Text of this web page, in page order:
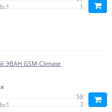
1
ЭВАН GSM-Climate
58
7